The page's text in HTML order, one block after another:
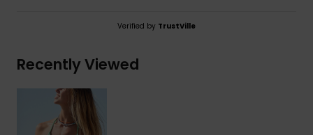
Verified by TrustVille
Recently Viewed